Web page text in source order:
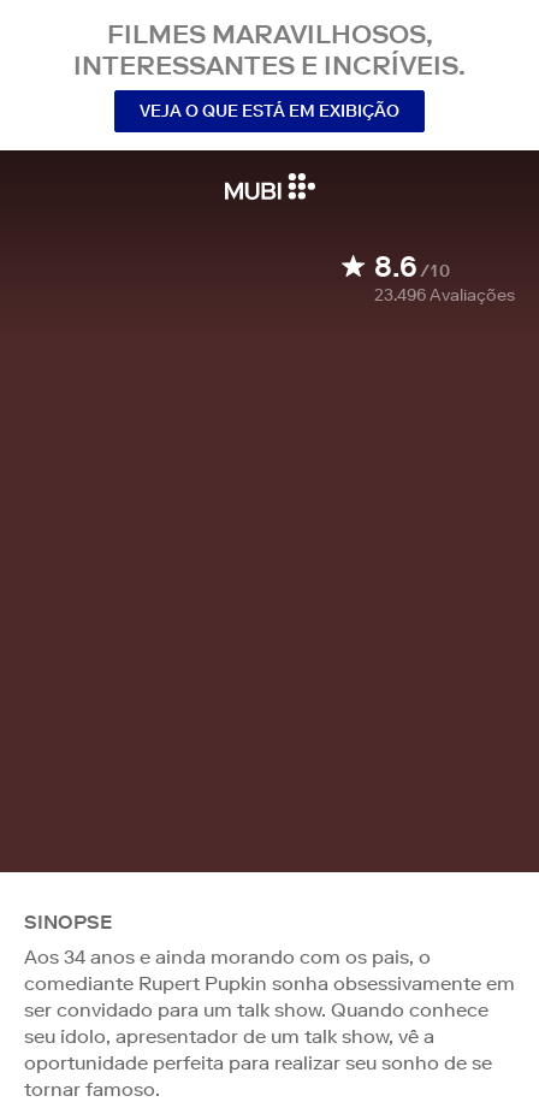
FILMES MARAVILHOSOS,
INTERESSANTES E INCRÍVEIS.
VEJA O QUE ESTÁ EM EXIBIÇÃO
8.6/10
23.496Avaliações
SINOPSE
Aos 34 anos e ainda morando com os pais, o
comediante Rupert Pupkin sonha obsessivamente em
ser convidado para um talk show. Quando conhece
seu ídolo, apresentador de um talk show, vê a
oportunidade perfeita para realizar seu sonho de se
tornar famoso.